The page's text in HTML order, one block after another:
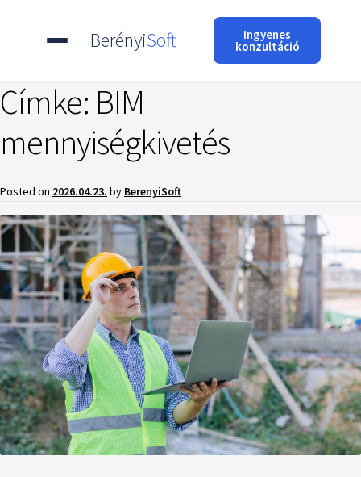
BerényiSoft Ingyenes
konzultáció
Címke: BIM
mennyiségkivetés
Posted on 2026.04.23. by BerenyiSoft